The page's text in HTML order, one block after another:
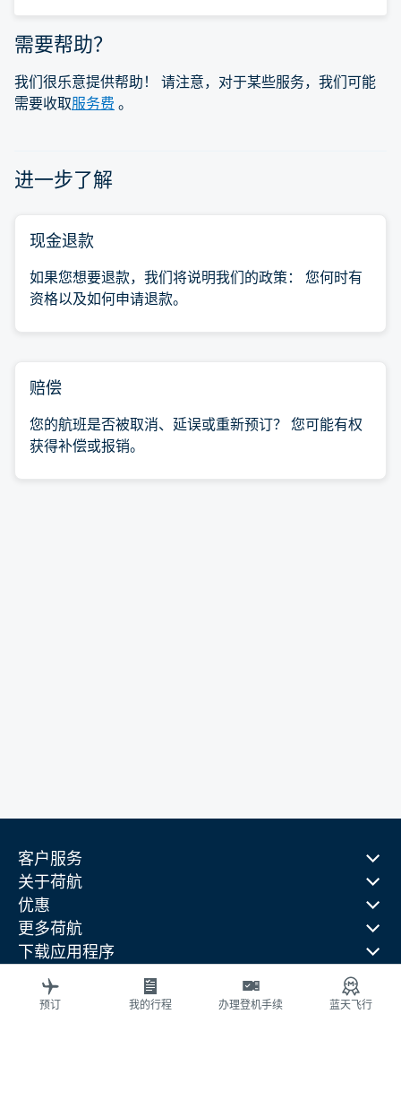
需要帮助？
我们很乐意提供帮助！ 请注意，对于某些服务，我们可能
需要收取服务费 。
进一步了解
现金退款
如果您想要退款，我们将说明我们的政策： 您何时有
资格以及如何申请退款。
赔偿
您的航班是否被取消、延误或重新预订？ 您可能有权
获得补偿或报销。
客户服务
关于荷航
优惠
更多荷航
下载应用程序
相关网站
旅行指南
预订 我的行程 办理登机手续 蓝天飞行